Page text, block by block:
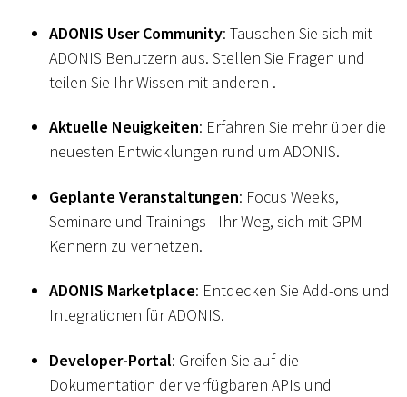
ADONIS User Community: Tauschen Sie sich mit
ADONIS Benutzern aus. Stellen Sie Fragen und
teilen Sie Ihr Wissen mit anderen .
Aktuelle Neuigkeiten: Erfahren Sie mehr über die
neuesten Entwicklungen rund um ADONIS.
Geplante Veranstaltungen: Focus Weeks,
Seminare und Trainings - Ihr Weg, sich mit GPM-
Kennern zu vernetzen.
ADONIS Marketplace: Entdecken Sie Add-ons und
Integrationen für ADONIS.
Developer-Portal: Greifen Sie auf die
Dokumentation der verfügbaren APIs und